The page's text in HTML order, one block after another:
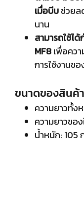
เมื่อบีบช่วยล
นาน
สามารถใช้ไ
MF8เพื่อคว
การใช้งานข
ขนาดของสินค้า
ความยาวทั้ง
ความยาวขอ
น้ำหนัก: 105